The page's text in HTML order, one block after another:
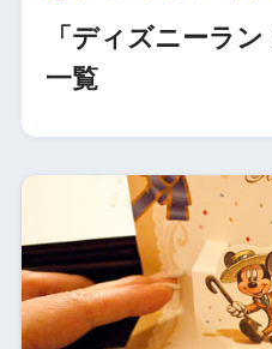
「ディズニーラ
一覧